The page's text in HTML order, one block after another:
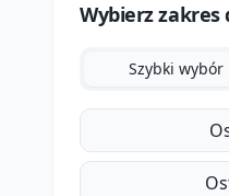
Wybierz zakres
Szybki wybór